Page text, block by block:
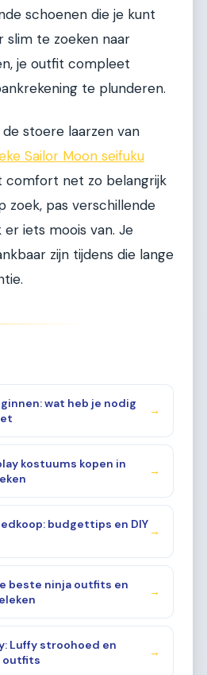
schoenen die je kunt
slim te zoeken naar
je outfit compleet
te plunderen.
stoere laarzen van
Sailor Moon seifuku
comfort net zo belangrijk
zoek, pas verschillende
iets moois van. Je
zijn tijdens die lange
wat heb je nodig
→
kostuums kopen in
→
budgettips en DIY
→
beste ninja outfits en
→
Luffy stroohoed en
outfits
→